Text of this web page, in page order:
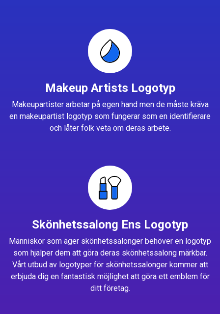
Makeup Artists Logotyp
Makeupartister arbetar på egen hand men de måste kräva
en makeupartist logotyp som fungerar som en identifierare
och låter folk veta om deras arbete.
Skönhetssalong Ens Logotyp
Människor som äger skönhetssalonger behöver en logotyp
som hjälper dem att göra deras skönhetssalong märkbar.
Vårt utbud av logotyper för skönhetssalonger kommer att
erbjuda dig en fantastisk möjlighet att göra ett emblem för
ditt företag.